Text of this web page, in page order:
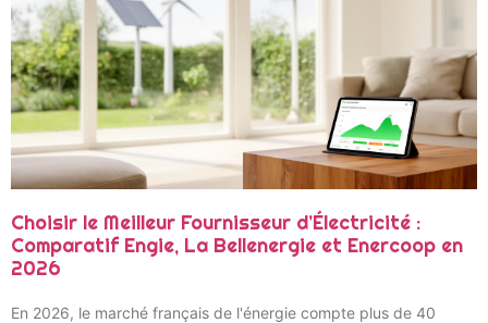
Choisir le Meilleur Fournisseur d’Électricité :
Comparatif Engie, La Bellenergie et Enercoop en
2026
En 2026, le marché français de l'énergie compte plus de 40